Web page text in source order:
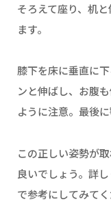
そろえて座り、机
ます。
膝下を床に垂直に
ンと伸ばし、お腹
ように注意。最後
この正しい姿勢が
良いでしょう。詳
で参考にしてみてく